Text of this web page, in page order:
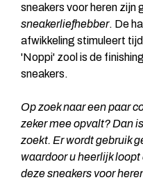
sneakers voor heren zijn
sneakerliefhebber. De
afwikkeling stimuleert
'Noppi' zool is de
sneakers.
Op zoek naar een paar
zeker mee opvalt? Dan
zoekt. Er wordt gebruik
waardoor u heerlijk
deze sneakers voor